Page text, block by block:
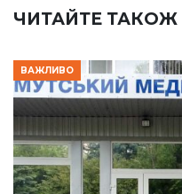
ЧИТАЙТЕ ТАКОЖ
ВАЖЛИВО